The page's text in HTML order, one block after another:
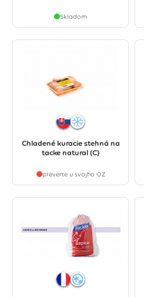
Skladom
Chladené kuracie stehná na
tacke natural (C)
preverte u svojho OZ